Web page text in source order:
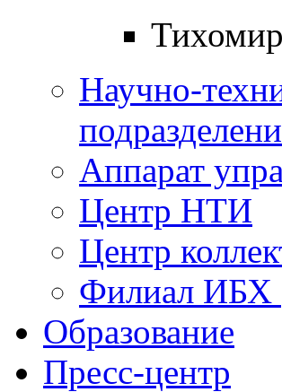
Научно-
Аппарат
Центр НТИ
Центр
Филиал
Образование
Пресс-центр